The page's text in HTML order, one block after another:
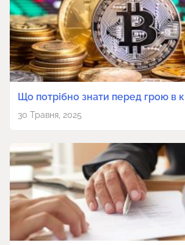
Що потрібно знати перед грою в
30 Травня, 2025